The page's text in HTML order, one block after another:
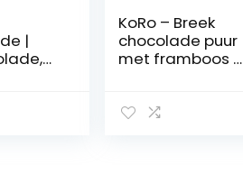
|
KoRo – Breek
chocolade puur
met framboos 5